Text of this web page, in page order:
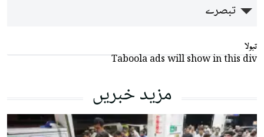
تبصرے
تبولا
Taboola ads will show in this div
مزید خبریں